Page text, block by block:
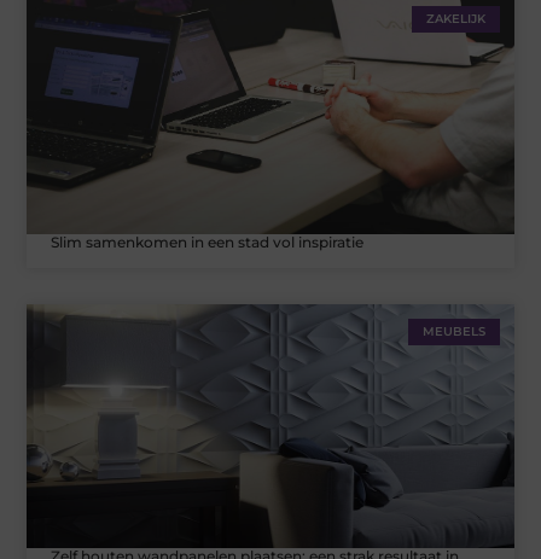
ZAKELIJK
Slim samenkomen in een stad vol inspiratie
MEUBELS